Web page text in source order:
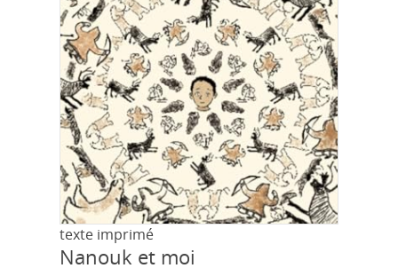
texte imprimé
Nanouk et moi